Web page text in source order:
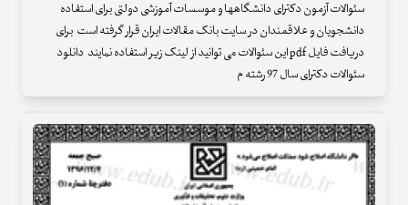
سئوالات آزمون دکترای دانشگاهها و موسسات آموزشی دولتی برای استفاده
دانشجویان و علاقمندان در سایت بانک مقالات ایران قرار گرفته است برای
دریافت فایل pdf این سئوالات می توانید از لینک زیر استفاده نمایند دانلود
سئوالات دکترای سال 97 رشته م